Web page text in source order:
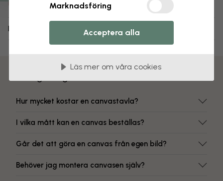
Leverans och returer
Hur mycket kostar en canvastavla?
I vilka mått kan en canvas beställas?
Går det att göra en canvas från egen bild?
Behöver jag montera canvasen själv?
Marknadsföring
Acceptera alla
Läs mer om våra cookies